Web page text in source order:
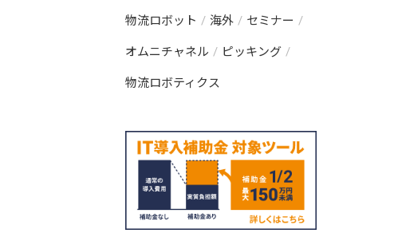
物流ロボット 海外 セミナー
オムニチャネル ピッキング
物流ロボティクス